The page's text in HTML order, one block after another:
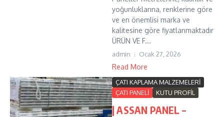
yoğunluklarına, renklerine göre
ve en önemlisi marka ve
kalitesine göre fiyatlanmaktadır
ÜRÜN VE F...
admin Ocak 27, 2026
Read More
ÇATI KAPLAMA MALZEMELERİ
ÇATI PANELİ
KUTU PROFİL
| ASSAN PANEL –